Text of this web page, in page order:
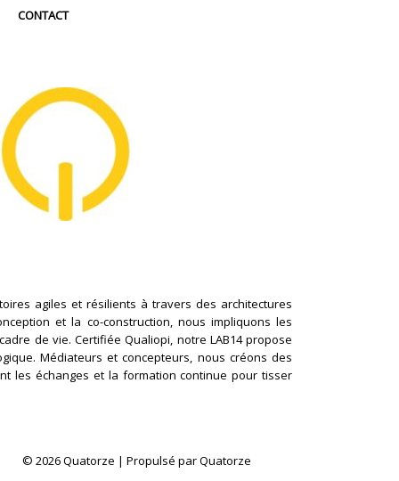
CONTACT
agiles et résilients à travers des architectures
et la co-construction, nous impliquons les
de vie. Certifiée Qualiopi, notre LAB14 propose
Médiateurs et concepteurs, nous créons des
les échanges et la formation continue pour tisser
© 2026 Quatorze | Propulsé par Quatorze